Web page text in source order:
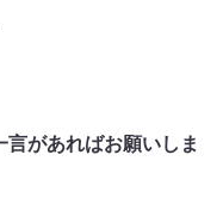
があればお願いしま